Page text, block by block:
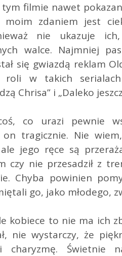
filmie nawet
zdaniem jest
nie ukazuje
walce. Najmniej
się gwiazdą reklam
w takich
Chrisa” i „Daleko
co urazi pewnie
on tragicznie. Nie
jego ręce są
czy nie przesadził z
Chyba powinien
go, jako młodego,
kobiece to nie ma ich
nie wystarczy, że
charyzmę. Świetnie